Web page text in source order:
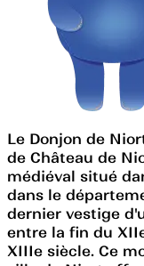
Le Donjon de
de Château de
médiéval situé
dans le
dernier vestige
entre la fin du
XIIIe siècle. Ce